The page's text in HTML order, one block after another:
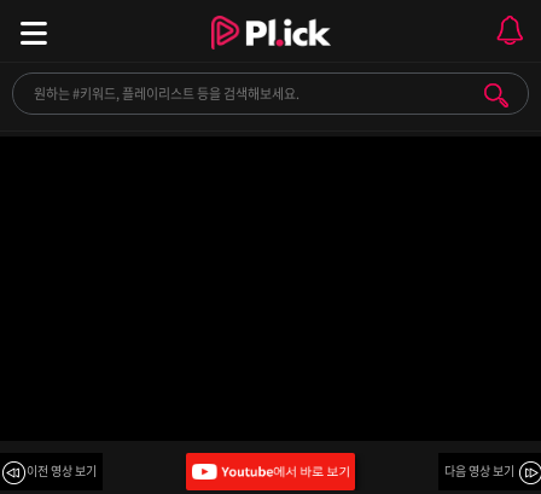
[Playlist] 이건 그냥 노동요🧹 플레이 리스트
이전 영상 보기 다음 영상 보기